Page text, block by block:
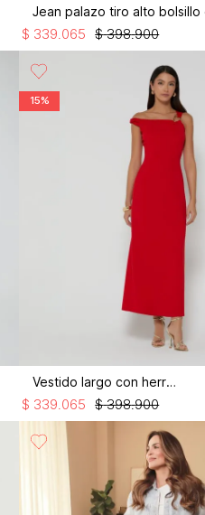
$ 398.900
$ 339.065
15%
Vestido largo con herraje
$ 398.900
$ 339.065